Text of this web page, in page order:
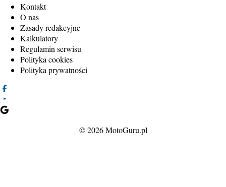
Kontakt
O nas
Zasady redakcyjne
Kalkulatory
Regulamin serwisu
Polityka cookies
Polityka prywatności
© 2026 MotoGuru.pl